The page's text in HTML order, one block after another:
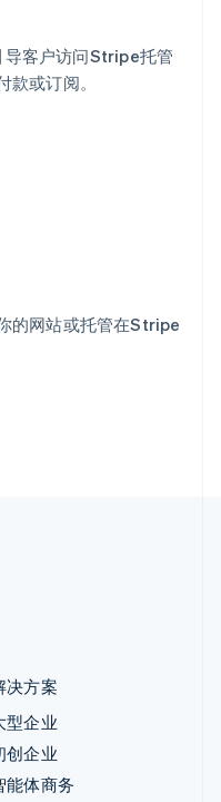
客户访问Stripe托管
或订阅。
的网站或托管在Stripe
决方案
型企业
创企业
能体商务